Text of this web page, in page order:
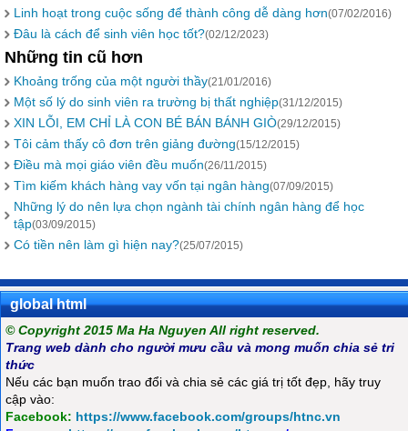
Linh hoạt trong cuộc sống để thành công dễ dàng hơn(07/02/2016)
Đâu là cách để sinh viên học tốt?(02/12/2023)
Những tin cũ hơn
Khoảng trống của một người thầy(21/01/2016)
Một số lý do sinh viên ra trường bị thất nghiệp(31/12/2015)
XIN LỖI, EM CHỈ LÀ CON BÉ BÁN BÁNH GIÒ(29/12/2015)
Tôi cảm thấy cô đơn trên giảng đường(15/12/2015)
Điều mà mọi giáo viên đều muốn(26/11/2015)
Tìm kiếm khách hàng vay vốn tại ngân hàng(07/09/2015)
Những lý do nên lựa chọn ngành tài chính ngân hàng để học
tập(03/09/2015)
Có tiền nên làm gì hiện nay?(25/07/2015)
global html
© Copyright 2015 Ma Ha Nguyen All right reserved.
Trang web dành cho người mưu cầu và mong muốn chia sẻ tri
thức
Nếu các bạn muốn trao đổi và chia sẻ các giá trị tốt đẹp, hãy truy
cập vào:
Facebook: https://www.facebook.com/groups/htnc.vn